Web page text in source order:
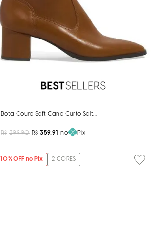
Bota Couro Soft Cano Curto Salto Bloco Marrom Sela
R$ 399,90 R$ 359,91 no Pix
10% OFF no Pix 2 CORES